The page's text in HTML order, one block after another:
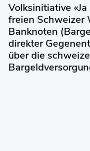
Volksinitiative
freien Schweizer
Banknoten
direkter
über die